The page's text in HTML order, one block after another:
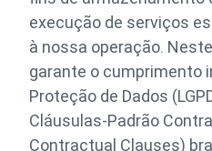
execução de serviços
à nossa operação.
garante o cumprimento
Proteção de Dados
Cláusulas-Padrão
Contractual Clauses)